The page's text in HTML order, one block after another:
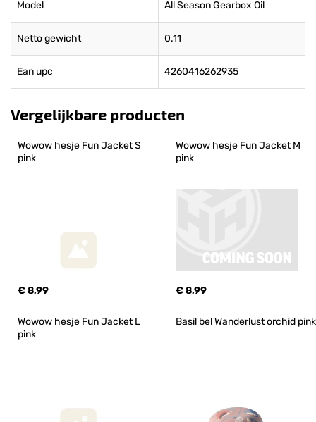
Model All Season Gearbox Oil
Netto gewicht 0.11
Ean upc 4260416262935
Vergelijkbare producten
Wowow hesje Fun Jacket S
pink
€ 8,99
Wowow hesje Fun Jacket M
pink
€ 8,99
Wowow hesje Fun Jacket L
pink
Basil bel Wanderlust orchid pink